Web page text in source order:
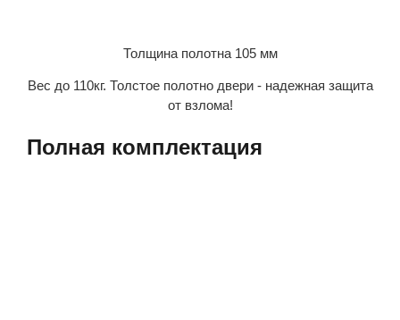
Толщина полотна 105 мм
Вес до 110кг. Толстое полотно двери - надежная защита
от взлома!
Полная​ комплектация